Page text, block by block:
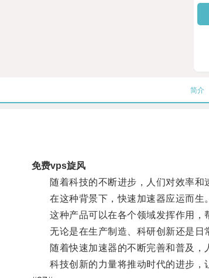
简介
免费vps旋风
随着科技的不断进步，人们对效率和
在这种背景下，快速加速器应运而生。
这种产品可以在各个领域发挥作用，
无论是在生产制造、科研创新还是日
随着快速加速器的不断完善和普及，
科技创新的力量将推动时代的进步，